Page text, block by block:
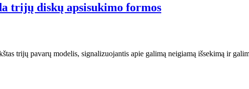
trijų diskų apsisukimo formos
trijų pavarų modelis, signalizuojantis apie galimą neigiamą išsekimą ir